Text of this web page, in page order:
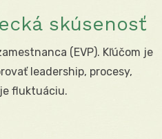
skúsenosť
(EVP). Kľúčom je
leadership, procesy,
fluktuáciu.